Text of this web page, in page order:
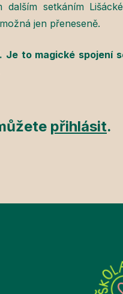
setkáním
jen přeneseně.
to magické spojení
přihlásit.